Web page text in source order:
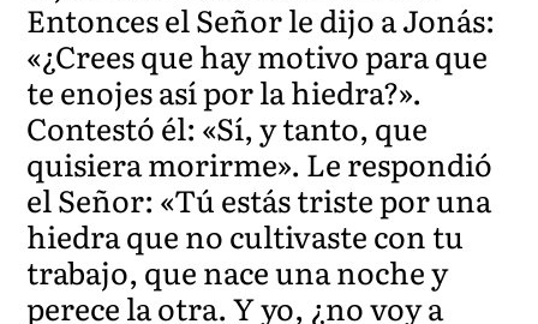
Entonces el Señor le dijo a Jonás:
«¿Crees que hay motivo para que
te enojes así por la hiedra?».
Contestó él: «Sí, y tanto, que
quisiera morirme». Le respondió
el Señor: «Tú estás triste por una
hiedra que no cultivaste con tu
trabajo, que nace una noche y
perece la otra. Y yo, ¿no voy a